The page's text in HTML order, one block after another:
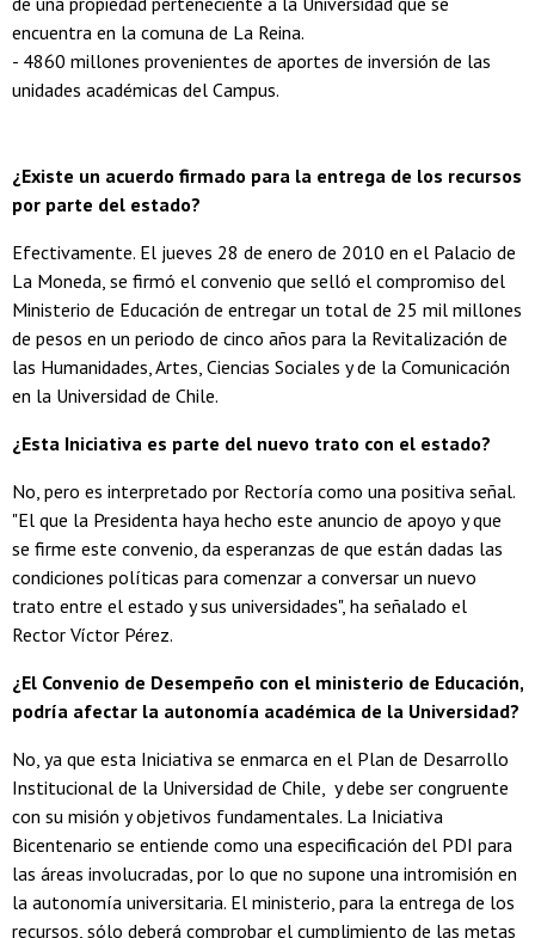
encuentra en la comuna de La Reina.
- 4860 millones provenientes de aportes de inversión de las
unidades académicas del Campus.
¿Existe un acuerdo firmado para la entrega de los recursos
por parte del estado?
Efectivamente. El jueves 28 de enero de 2010 en el Palacio de
La Moneda, se firmó el convenio que selló el compromiso del
Ministerio de Educación de entregar un total de 25 mil millones
de pesos en un periodo de cinco años para la Revitalización de
las Humanidades, Artes, Ciencias Sociales y de la Comunicación
en la Universidad de Chile.
¿Esta Iniciativa es parte del nuevo trato con el estado?
No, pero es interpretado por Rectoría como una positiva señal.
"El que la Presidenta haya hecho este anuncio de apoyo y que
se firme este convenio, da esperanzas de que están dadas las
condiciones políticas para comenzar a conversar un nuevo
trato entre el estado y sus universidades", ha señalado el
Rector Víctor Pérez.
¿El Convenio de Desempeño con el ministerio de Educación,
podría afectar la autonomía académica de la Universidad?
No, ya que esta Iniciativa se enmarca en el Plan de Desarrollo
Institucional de la Universidad de Chile, y debe ser congruente
con su misión y objetivos fundamentales. La Iniciativa
Bicentenario se entiende como una especificación del PDI para
las áreas involucradas, por lo que no supone una intromisión en
la autonomía universitaria. El ministerio, para la entrega de los
recursos, sólo deberá comprobar el cumplimiento de las metas